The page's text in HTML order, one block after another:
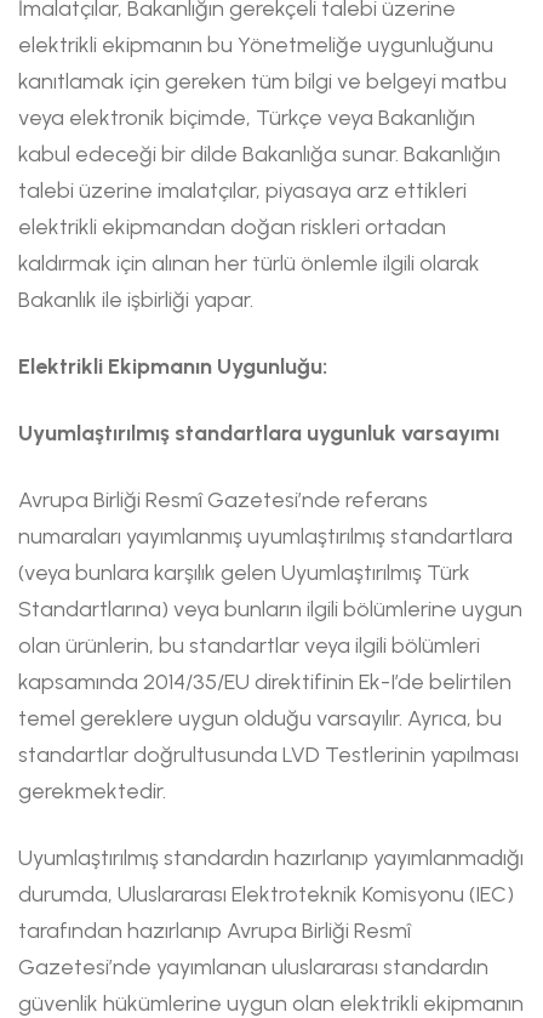
İmalatçılar, Bakanlığın gerekçeli talebi üzerine
elektrikli ekipmanın bu Yönetmeliğe uygunluğunu
kanıtlamak için gereken tüm bilgi ve belgeyi matbu
veya elektronik biçimde, Türkçe veya Bakanlığın
kabul edeceği bir dilde Bakanlığa sunar. Bakanlığın
talebi üzerine imalatçılar, piyasaya arz ettikleri
elektrikli ekipmandan doğan riskleri ortadan
kaldırmak için alınan her türlü önlemle ilgili olarak
Bakanlık ile işbirliği yapar.
Elektrikli Ekipmanın Uygunluğu:
Uyumlaştırılmış standartlara uygunluk varsayımı
Avrupa Birliği Resmî Gazetesi’nde referans
numaraları yayımlanmış uyumlaştırılmış standartlara
(veya bunlara karşılık gelen Uyumlaştırılmış Türk
Standartlarına) veya bunların ilgili bölümlerine uygun
olan ürünlerin, bu standartlar veya ilgili bölümleri
kapsamında 2014/35/EU direktifinin Ek-I’de belirtilen
temel gereklere uygun olduğu varsayılır. Ayrıca, bu
standartlar doğrultusunda LVD Testlerinin yapılması
gerekmektedir.
Uyumlaştırılmış standardın hazırlanıp yayımlanmadığı
durumda, Uluslararası Elektroteknik Komisyonu (IEC)
tarafından hazırlanıp Avrupa Birliği Resmî
Gazetesi’nde yayımlanan uluslararası standardın
güvenlik hükümlerine uygun olan elektrikli ekipmanın